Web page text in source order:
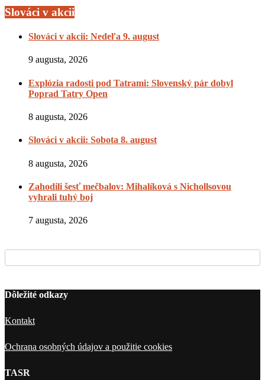
Slováci v akcii
Slováci v akcii: Nedeľa 9. august
9 augusta, 2026
Explózia radosti pod Tatrami: Slovenský pár dobyl
Poprad Tatry Open
8 augusta, 2026
Slováci v akcii: Sobota 8. august
8 augusta, 2026
Zahodili šesť mečbalov: Mihalíková s Nichollsovou
vyhrali tuhý boj
7 augusta, 2026
Dôležité odkazy
Kontakt
Ochrana osobných údajov a použitie cookies
TASR